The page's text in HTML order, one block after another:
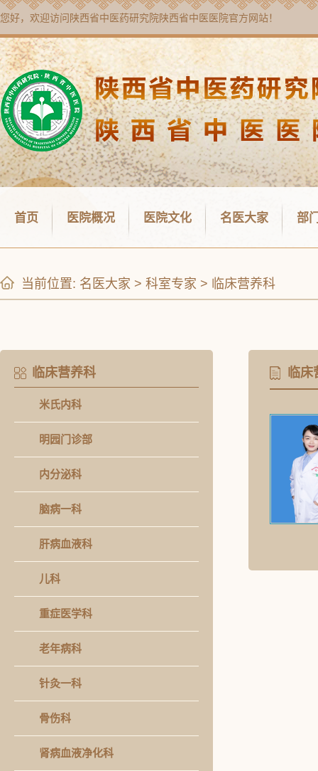
您好，欢迎访问 陕西省中医药研究院陕西省中医医院官方网站！
首页 医院概况 医院文化 名医大家 部
当前位置: 名医大家 > 科室专家 > 临床营养科
临床营养科
米氏内科
明园门诊部
内分泌科
脑病一科
肝病血液科
儿科
重症医学科
老年病科
针灸一科
骨伤科
肾病血液净化科
临床